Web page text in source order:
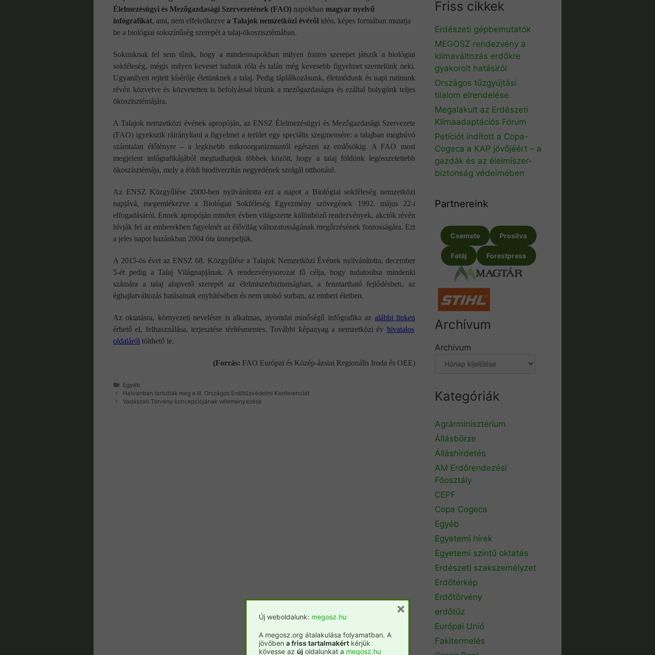
Élelmezésügyi és Mezőgazdasági Szervezetének (FAO) napokban magyar nyelvű
infógrafikát, ami, nem elfeledkezve a Talajok nemzetközi évéről idén, képes formában mutatja
be a biológiai sokszínűség szerepét a talaj-ökoszisztémában.
Sokunknak fel sem tűnik, hogy a mindennapokban milyen fontos szerepet játszik a biológiai
sokféleség, mégis milyen keveset tudunk róla és talán még kevesebb figyelmet szentelünk neki.
Ugyanilyen rejtett kísérője életünknek a talaj. Pedig táplálkozásunk, életmódunk és napi rutinunk
révén közvetve és közvetetten is befolyással bírunk a mezőgazdaságra és ezáltal bolygónk teljes
ökoszisztémájára.
A Talajok nemzetközi évének apropóján, az ENSZ Élelmezésügyi és Mezőgazdasági Szervezete
(FAO) igyekszik ráirányítani a figyelmet a terület egy speciális szegmensére: a talajban megbúvó
számtalan élőlényre – a legkisebb mikroorganizmustól egészen az emlősökig. A FAO most
megjelent infógrafikájából megtudhatjuk többek között, hogy a talaj földünk legösszetettebb
ökoszisztémája, mely a földi biodiverzitás negyedének szolgál otthonául.
Az ENSZ Közgyűlése 2000-ben nyilvánította ezt a napot a Biológiai sokféleség nemzetközi
napjává, megemlékezve a Biológiai Sokféleség Egyezmény szövegének 1992. május 22-i
elfogadásáról. Ennek apropóján minden évben világszerte különböző rendezvények, akciók révén
hívják fel az emberekben figyelmét az élővilág változatosságának megőrzésének fontosságára. Ezt
a jeles napot hazánkban 2004 óta ünnepeljük.
A 2015-ös évet az ENSZ 68. Közgyűlése a Talajok Nemzetközi Évének nyilvánította, december
5-ét pedig a Talaj Világnapjának. A rendezvénysorozat fő célja, hogy tudatosítsa mindenki
számára a talaj alapvető szerepét az élelmiszerbiztonságban, a fenntartható fejlődésben, az
éghajlatváltozás hatásainak enyhítésében és nem utolsó sorban, az emberi életben.
Az oktatásra, környezeti nevelésre is alkalmas, nyomdai minőségű infógrafika az alábbi linken
érhető el, felhasználása, terjesztése térítésmentes. További képanyag a nemzetközi év hivatalos
oldaláról tölthető le.
(Forrás: FAO Európai és Közép-ázsiai Regionális Iroda és OEE)
Kategória
Egyéb
Hatvanban tartották meg a III. Országos Erdőtűzvédelmi Konferenciát
Vadászati Törvény koncepciójának véleményezése
Friss cikkek
Erdészeti gépbemutatók
MEGOSZ rendezvény a
klímaváltozás erdőkre
gyakorolt hatásiról
Országos tűzgyújtási
tilalom elrendelése
Megalakult az Erdészeti
Klímaadaptációs Fórum
Petíciót indított a Copa-
Cogeca a KAP jövőjéért – a
gazdák és az élelmiszer-
biztonság védelmében
Partnereink
Csemete Prosilva
Fatáj Forestpress
Archívum
Archívum
Kategóriák
Agrárminisztérium
Állásbörze
Álláshirdetés
AM Erdőrendezési
Főosztály
CEPF
Copa Cogeca
Egyéb
Egyetemi hírek
Egyetemi szintű oktatás
Erdészeti szakszemélyzet
Erdőtérkép
Erdőtörvény
erdőtűz
Európai Unió
Fakitermelés
Új weboldalunk: megosz.hu
A megosz.org átalakulása folyamatban. A
jövőben a friss tartalmakért kérjük
kövesse az új oldalunkat a megosz.hu
×